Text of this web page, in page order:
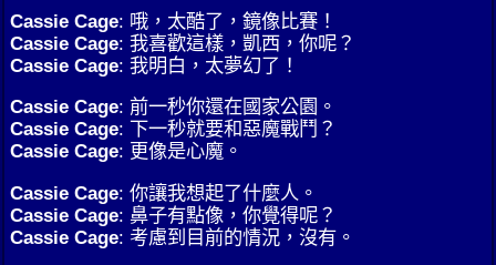
Cassie Cage: 哦，太酷了，鏡像比賽！
Cassie Cage: 我喜歡這樣，凱西，你呢？
Cassie Cage: 我明白，太夢幻了！
Cassie Cage: 前一秒你還在國家公園。
Cassie Cage: 下一秒就要和惡魔戰鬥？
Cassie Cage: 更像是心魔。
Cassie Cage: 你讓我想起了什麼人。
Cassie Cage: 鼻子有點像，你覺得呢？
Cassie Cage: 考慮到目前的情況，沒有。